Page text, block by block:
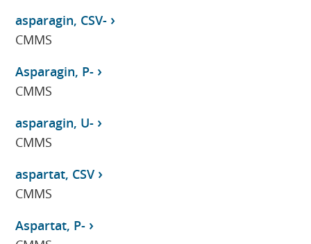
asparagin, CSV-
CMMS
Asparagin, P-
CMMS
asparagin, U-
CMMS
aspartat, CSV
CMMS
Aspartat, P-